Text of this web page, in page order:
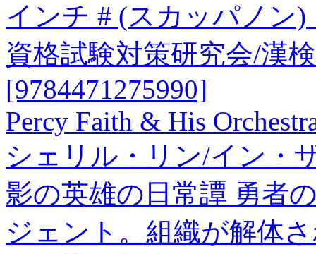
インチ # (スカッパノン
資格試験対策研究会/漢
[9784471275990]
Percy Faith & His
シェリル・リン/イン・
影の英雄の日常譚 勇者
ジェント。組織が解体